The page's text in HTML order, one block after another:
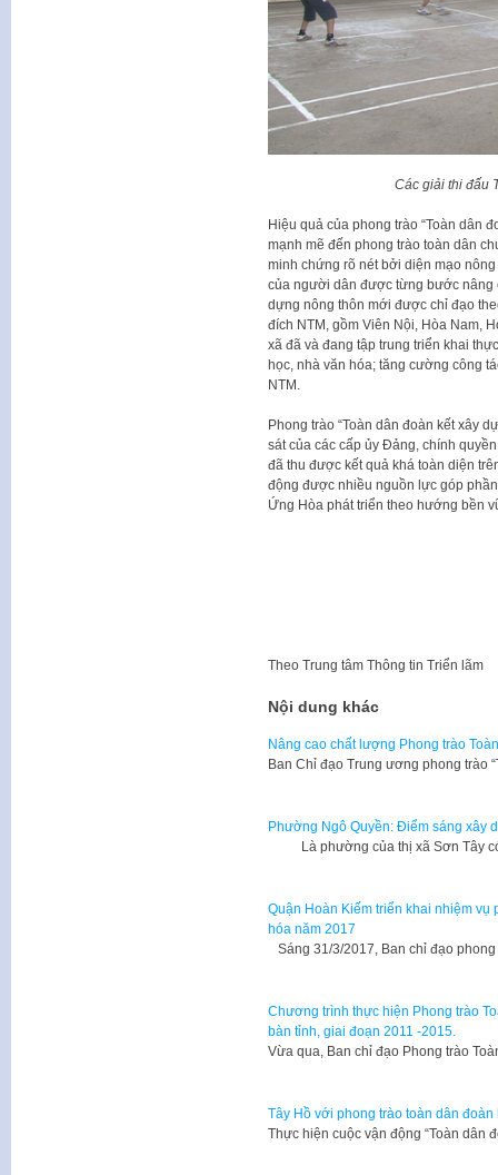
Các giải thi đấu
Hiệu quả của phong trào “Toàn dân
mạnh mẽ đến phong trào toàn dân
minh chứng rõ nét bởi diện mạo
của người dân được từng bước nâng
dựng nông thôn mới được chỉ đạo
đích NTM, gồm Viên Nội, Hòa Nam,
xã đã và đang tập trung triển khai
học, nhà văn hóa; tăng cường công
NTM.
Phong trào “Toàn dân đoàn kết xây
sát của các cấp ủy Đảng, chính
đã thu được kết quả khá toàn diện
động được nhiều nguồn lực góp
Ứng Hòa phát triển theo hướng bền
Theo Trung tâm Thông tin Triển lãm
Nội dung khác
Nâng cao chất lượng Phong trào
Ban Chỉ đạo Trung ương phong trào
Phường Ngô Quyền: Điểm sáng xây
Là phường của thị xã Sơn Tây
Quận Hoàn Kiếm triển khai nhiệm
hóa năm 2017
Sáng 31/3/2017, Ban chỉ đạo
Chương trình thực hiện Phong trào
bàn tỉnh, giai đoạn 2011 -2015.
Vừa qua, Ban chỉ đạo Phong trào
Tây Hồ với phong trào toàn dân
Thực hiện cuộc vận động “Toàn